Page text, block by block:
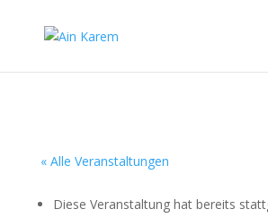
« Alle Veranstaltungen
Diese Veranstaltung hat bereits